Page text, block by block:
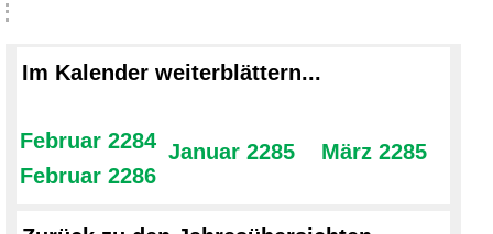
Im Kalender weiterblättern...
Februar 2284
Februar 2286
Januar 2285 März 2285